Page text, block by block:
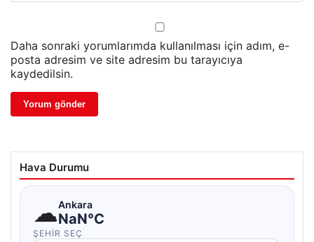
Daha sonraki yorumlarımda kullanılması için adım, e-
posta adresim ve site adresim bu tarayıcıya
kaydedilsin.
Hava Durumu
☁Ankara
NaN°C
ŞEHIR SEÇ